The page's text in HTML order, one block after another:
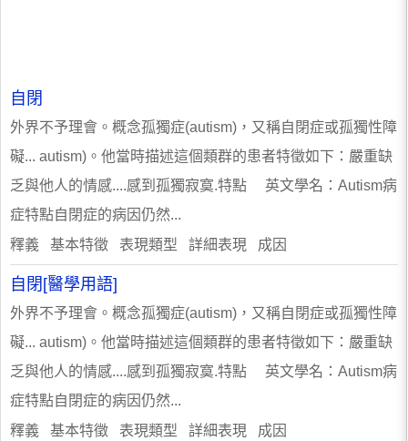
自閉
外界不予理會。概念孤獨症(autism)，又稱自閉症或孤獨性障
礙... autism)。他當時描述這個類群的患者特徵如下：嚴重缺
乏與他人的情感....感到孤獨寂寞.特點 英文學名：Autism病
症特點自閉症的病因仍然...
釋義 基本特徵 表現類型 詳細表現 成因
自閉[醫學用語]
外界不予理會。概念孤獨症(autism)，又稱自閉症或孤獨性障
礙... autism)。他當時描述這個類群的患者特徵如下：嚴重缺
乏與他人的情感....感到孤獨寂寞.特點 英文學名：Autism病
症特點自閉症的病因仍然...
釋義 基本特徵 表現類型 詳細表現 成因